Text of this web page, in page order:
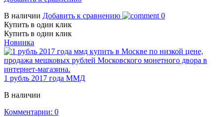
В наличии Добавить к сравнению
0
Купить в один клик
Купить в один клик
Новинка
1 рубль 2017 года ММД
В наличии
Комментарии: 0